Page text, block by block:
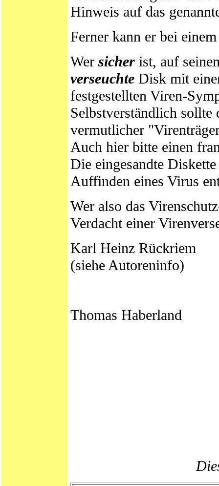
Hinweis auf das
Ferner kann er bei
Wer sicher ist, auf
verseuchte Disk mit
festgestellten Viren-
Selbstverständlich sollte
vermutlicher
Auch hier bitte einen
Die eingesandte
Auffinden eines Virus
Wer also das
Verdacht einer
Karl Heinz Rückriem
(siehe Autoreninfo)
Thomas Haberland